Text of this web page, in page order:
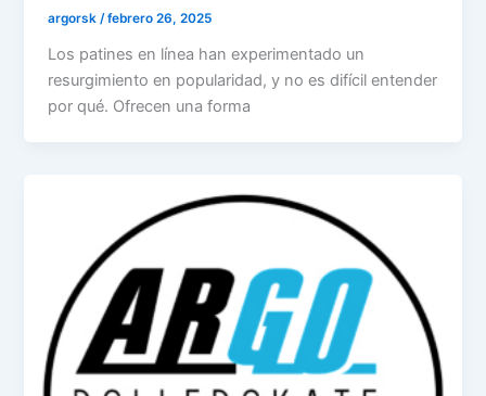
argorsk /febrero 26, 2025
Los patines en línea han experimentado un
resurgimiento en popularidad, y no es difícil entender
por qué. Ofrecen una forma